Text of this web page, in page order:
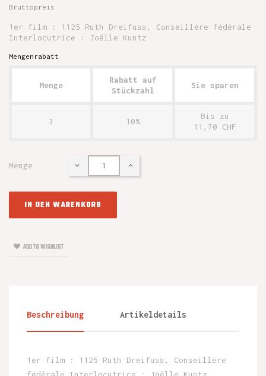
Bruttopreis
1er film : 1125 Ruth Dreifuss, Conseillère fédérale
Interlocutrice : Joëlle Kuntz
Mengenrabatt
Menge
Rabatt auf
Stückzahl
Sie sparen
3 10%
Bis zu
11,70 CHF
Menge
IN DEN WARENKORB
ADD TO WISHLIST
Beschreibung Artikeldetails
1er film : 1125 Ruth Dreifuss, Conseillère